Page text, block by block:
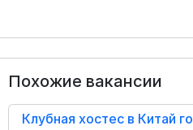
Похожие вакансии
Клубная хостес в Китай